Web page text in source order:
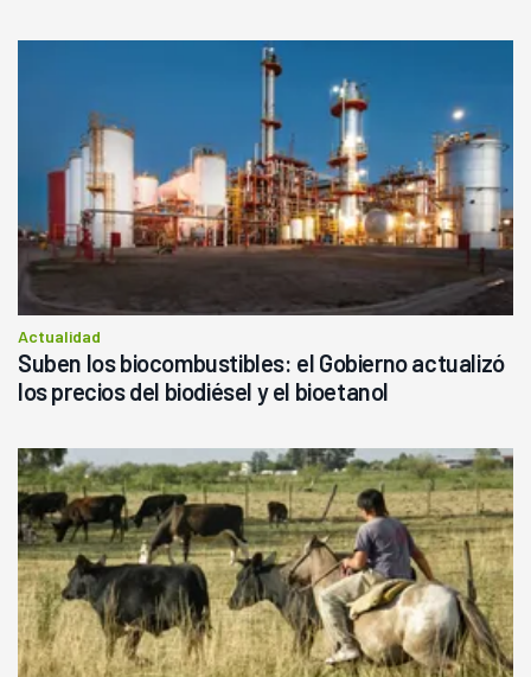
Actualidad
Suben los biocombustibles: el Gobierno actualizó
los precios del biodiésel y el bioetanol